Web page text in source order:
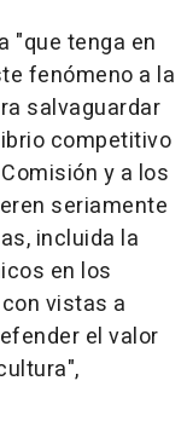
"que tenga en
fenómeno a la
salvaguardar
competitivo
y a los
seriamente
incluida la
en los
vistas a
el valor